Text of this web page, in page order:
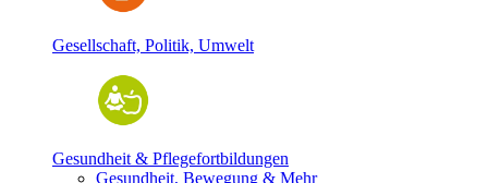
Gesellschaft, Politik, Umwelt
Gesundheit & Pflegefortbildungen
Gesundheit, Bewegung & Mehr